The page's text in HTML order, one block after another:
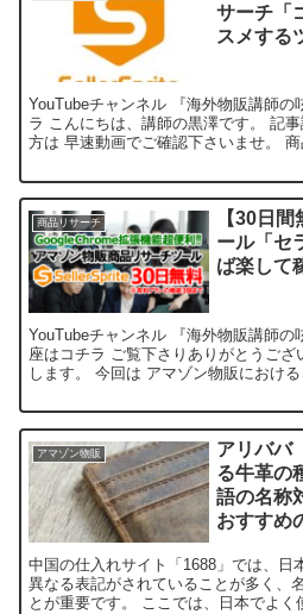
サーチ「
スメする
YouTubeチャンネル 『海外物販講師の
ラ こんにちは、講師の黒澤です。 記
方は 早速動画でご確認下さいませ。
商品リサーチ
【30日
ール「セ
ば楽して
YouTubeチャンネル 『海外物販講師の
座はコチラ ご覧下さりありがとうござ
します。 今回は アマゾン物販におけ
アマゾン物販
アリババ
る牛革の
語の名称
おすすめ
中国の仕入れサイト「1688」では、日
異なる表記がされていることが多く、
とが重要です。 ここでは、日本でよ